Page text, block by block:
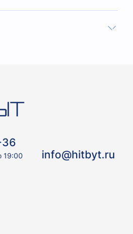
19:00 info@hitbyt.ru